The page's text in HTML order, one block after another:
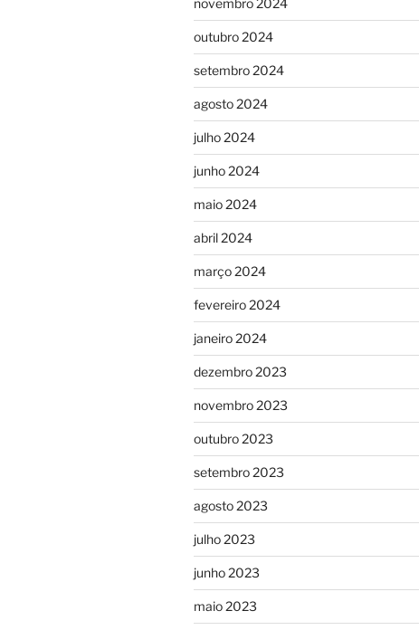
outubro 2024
setembro 2024
agosto 2024
julho 2024
junho 2024
maio 2024
abril 2024
março 2024
fevereiro 2024
janeiro 2024
dezembro 2023
novembro 2023
outubro 2023
setembro 2023
agosto 2023
julho 2023
junho 2023
maio 2023